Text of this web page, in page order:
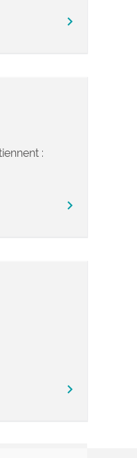
chevron_right
:
chevron_right
chevron_right